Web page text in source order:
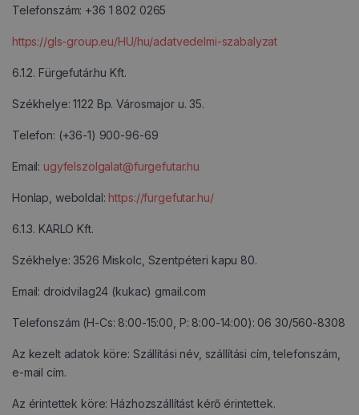
Telefonszám: +36 1 802 0265
https://gls-group.eu/HU/hu/adatvedelmi-szabalyzat
6.1.2. Fürgefutár.hu Kft.
Székhelye: 1122 Bp. Városmajor u. 35.
Telefon: (+36-1) 900-96-69
Email: ugyfelszolgalat@furgefutar.hu
Honlap, weboldal: https://furgefutar.hu/
6.1.3. KARLO Kft.
Székhelye: 3526 Miskolc, Szentpéteri kapu 80.
Email: droidvilag24 (kukac) gmail.com
Telefonszám (H-Cs: 8:00-15:00, P: 8:00-14:00): 06 30/560-8308
Az kezelt adatok köre: Szállítási név, szállítási cím, telefonszám,
e-mail cím.
Az érintettek köre: Házhozszállítást kérő érintettek.